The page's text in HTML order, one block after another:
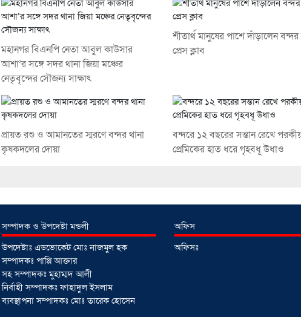
মহানগর বিএনপি নেতা আবুল কাউসার
আশা’র সঙ্গে সদর থানা জিয়া মঞ্চের
নেতৃবৃন্দের সৌজন্য সাক্ষাৎ
শীতার্থ মানুষের পাশে দাঁড়ালেন
প্রেস ক্লাব
প্রায়ত রশু ও আমানতের স্মরণে বন্দর থানা
কৃষকদলের দোয়া
বন্দরে ১২ বছরের সন্তান রেখে
প্রেমিকের হাত ধরে গৃহবধূ উধাও
সম্পাদক ও উপদেষ্টা মন্ডলী
উপদেষ্টাঃ এডভোকেট মোঃ নাজমুল হক
সম্পাদকঃ পাপ্পি আক্তার
সহ সম্পাদকঃ মুহাম্মদ আলী
নির্বাহী সম্পাদকঃ ফাহাদুল ইসলাম
ব্যবস্থাপনা সম্পাদকঃ মোঃ তারেক হোসেন
অফিস
অফিসঃ